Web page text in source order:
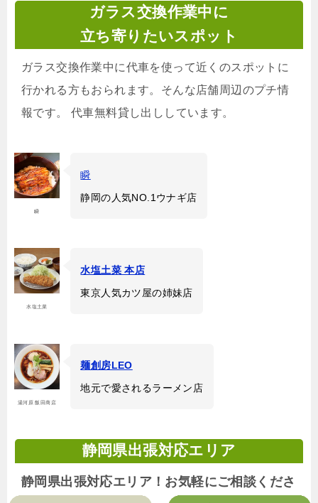
ガラス交換作業中に
立ち寄りたいスポット
ガラス交換作業中に代車を使って近くのスポットに
行かれる方もおられます。そんな店舗周辺のプチ情
報です。 代車無料貸し出ししています。
瞬
瞬
静岡の人気NO.1ウナギ店
水塩土菜
水塩土菜 本店
東京人気カツ屋の姉妹店
湯河原 飯田商店
麺創房LEO
地元で愛されるラーメン店
静岡県出張対応エリア
静岡県出張対応エリア！お気軽にご相談くださ